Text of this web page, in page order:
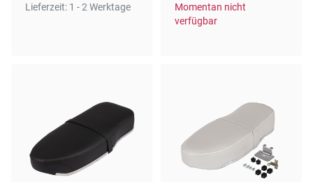
Lieferzeit: 1 - 2 Werktage
Momentan nicht
verfügbar